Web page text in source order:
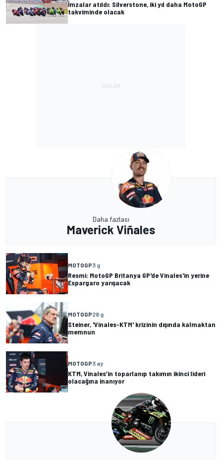
İmzalar atıldı: Silverstone, iki yıl daha MotoGP
takviminde olacak
Daha fazlası
Maverick Viñales
MOTOGP3 g
Resmi: MotoGP Britanya GP'de Vinales'in yerine
Espargaro yarışacak
MOTOGP28 g
Steiner, 'Vinales-KTM' krizinin dışında kalmaktan
memnun
MOTOGP3 ay
KTM, Vinales’in toparlanıp takımın ikinci lideri
olacağına inanıyor